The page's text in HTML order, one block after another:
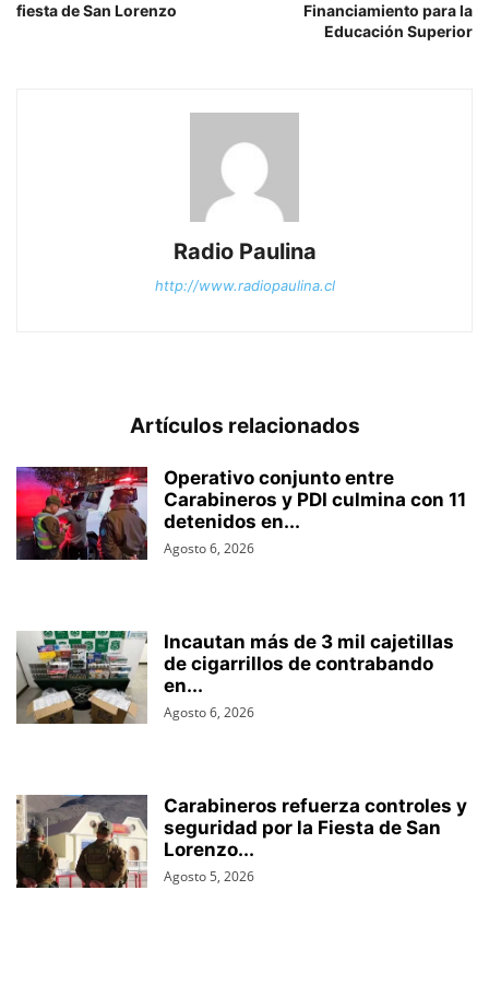
fiesta de San Lorenzo
Financiamiento para la
Educación Superior
Radio Paulina
http://www.radiopaulina.cl
Artículos relacionados
Operativo conjunto entre
Carabineros y PDI culmina con 11
detenidos en...
Agosto 6, 2026
Incautan más de 3 mil cajetillas
de cigarrillos de contrabando
en...
Agosto 6, 2026
Carabineros refuerza controles y
seguridad por la Fiesta de San
Lorenzo...
Agosto 5, 2026